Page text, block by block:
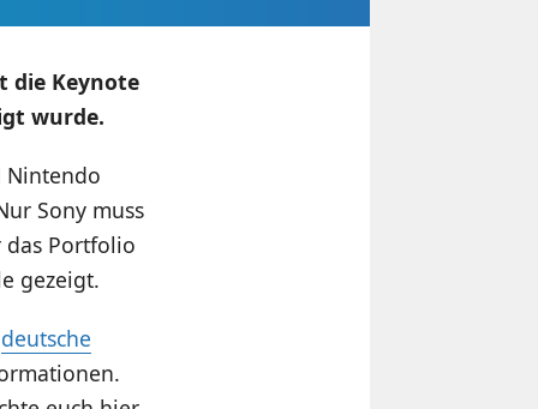
die Keynote
wurde.
Nintendo
Sony muss
das Portfolio
gezeigt.
deutsche